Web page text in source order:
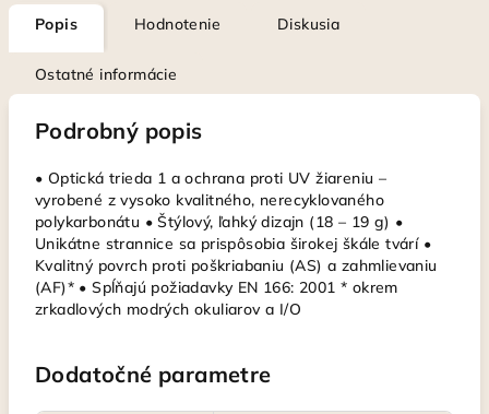
Popis Hodnotenie Diskusia
Ostatné informácie
Podrobný popis
• Optická trieda 1 a ochrana proti UV žiareniu –
vyrobené z vysoko kvalitného, nerecyklovaného
polykarbonátu • Štýlový, ľahký dizajn (18 – 19 g) •
Unikátne strannice sa prispôsobia širokej škále tvárí •
Kvalitný povrch proti poškriabaniu (AS) a zahmlievaniu
(AF)* • Spĺňajú požiadavky EN 166: 2001 * okrem
zrkadlových modrých okuliarov a I/O
Dodatočné parametre